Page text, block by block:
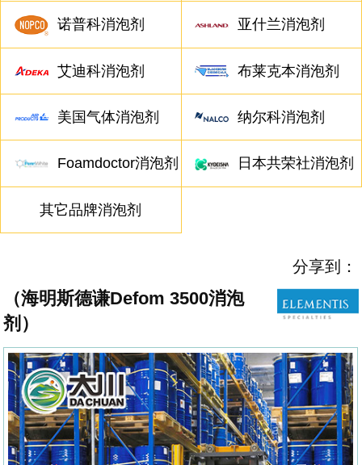
诺普科消泡剂 亚什兰消泡剂
艾迪科消泡剂 布莱克本消泡剂
美国气体消泡剂 纳尔科消泡剂
Foamdoctor消泡剂 日本共荣社消泡剂
其它品牌消泡剂
分享到：
（海明斯德谦Defom 3500消泡
剂）